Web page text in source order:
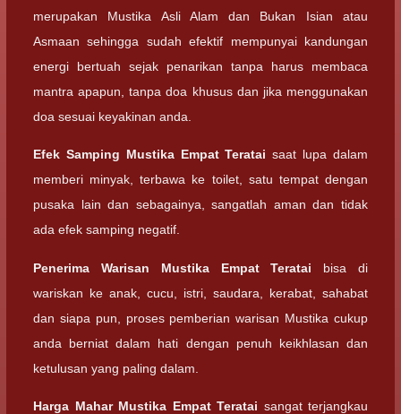
merupakan Mustika Asli Alam dan Bukan Isian atau
Asmaan sehingga sudah efektif mempunyai kandungan
energi bertuah sejak penarikan tanpa harus membaca
mantra apapun, tanpa doa khusus dan jika menggunakan
doa sesuai keyakinan anda.
Efek Samping Mustika Empat Teratai saat lupa dalam
memberi minyak, terbawa ke toilet, satu tempat dengan
pusaka lain dan sebagainya, sangatlah aman dan tidak
ada efek samping negatif.
Penerima Warisan Mustika Empat Teratai bisa di
wariskan ke anak, cucu, istri, saudara, kerabat, sahabat
dan siapa pun, proses pemberian warisan Mustika cukup
anda berniat dalam hati dengan penuh keikhlasan dan
ketulusan yang paling dalam.
Harga Mahar Mustika Empat Teratai sangat terjangkau